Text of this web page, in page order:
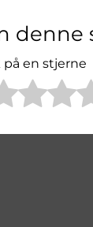
denne
på en stjerne